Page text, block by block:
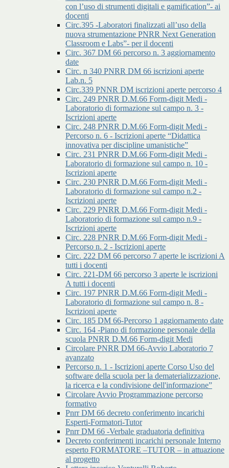
con l’uso di strumenti digitali e gamification”- ai
docenti
Circ.395 -Laboratori finalizzati all’uso della
nuova strumentazione PNRR Next Generation
Classroom e Labs”- per il docenti
Circ. 367 DM 66 percorso n. 3 aggiornamento
date
Circ. n 340 PNRR DM 66 iscrizioni aperte
Lab.n. 5
Circ.339 PNNR DM iscrizioni aperte percorso 4
Circ. 249 PNRR D.M.66 Form-digit Medi -
Laboratorio di formazione sul campo n. 3 -
Iscrizioni aperte
Circ. 248 PNRR D.M.66 Form-digit Medi -
Percorso n. 6 - Iscrizioni aperte “Didattica
innovativa per discipline umanistiche”
Circ. 231 PNRR D.M.66 Form-digit Medi -
Laboratorio di formazione sul campo n. 10 -
Iscrizioni aperte
Circ. 230 PNRR D.M.66 Form-digit Medi -
Laboratorio di formazione sul campo n.2 -
Iscrizioni aperte
Circ. 229 PNRR D.M.66 Form-digit Medi -
Laboratorio di formazione sul campo n.9 -
Iscrizioni aperte
Circ. 228 PNRR D.M.66 Form-digit Medi -
Percorso n. 2 - Iscrizioni aperte
Circ. 222 DM 66 percorso 7 aperte le iscrizioni A
tutti i docenti
Circ. 221-DM 66 percorso 3 aperte le iscrizioni
A tutti i docenti
Circ. 197 PNRR D.M.66 Form-digit Medi -
Laboratorio di formazione sul campo n. 8 -
Iscrizioni aperte
Circ. 185 DM 66-Percorso 1 aggiornamento date
Circ. 164 -Piano di formazione personale della
scuola PNRR D.M.66 Form-digit Medi
Circolare PNRR DM 66-Avvio Laboratorio 7
avanzato
Percorso n. 1 - Iscrizioni aperte Corso Uso del
software della scuola per la dematerializzazione,
la ricerca e la condivisione dell'informazione”
Circolare Avvio Programmazione percorso
formativo
Pnrr DM 66 decreto conferimento incarichi
Esperti-Formatori-Tutor
Pnrr DM 66 -Verbale graduatoria definitiva
Decreto conferimenti incarichi personale Interno
esperto FORMATORE –TUTOR – in attuazione
al progetto